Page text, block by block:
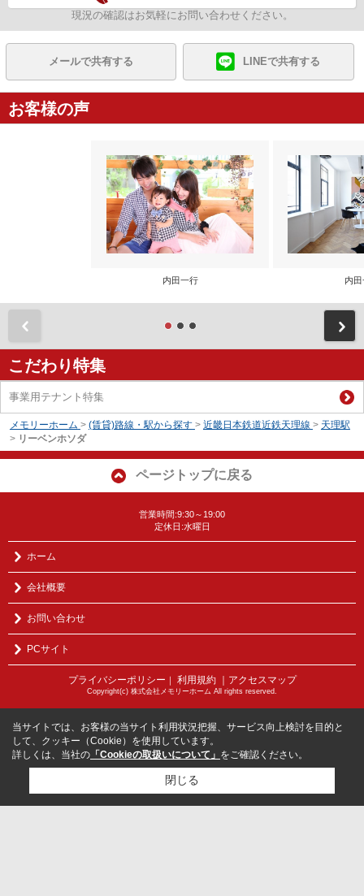
現況の確認はお気軽にお問い合わせください。
メールで共有する LINEで共有する
お客様の声
内田一行 内
こだわり特集
事業用テナント特集
メモリーホーム > (賃貸)路線・駅から探す > 近畿日本鉄道近鉄天理線 > 天理駅
> リーベンホソダ
ページトップに戻る
営業時間:9:30～19:00
定休日:水曜日
ホーム
会社概要
お問い合わせ
PCサイト
プライバシーポリシー 利用規約 ｜アクセスマップ
Copyright(c) 株式会社メモリーホーム All rights reserved.
当サイトでは、お客様の当サイト利用状況把握、サービス向上検討を目的と
して、クッキー（Cookie）を使用しています。
詳しくは、当社の 「Cookieの取扱いについて」 をご確認ください。
閉じる